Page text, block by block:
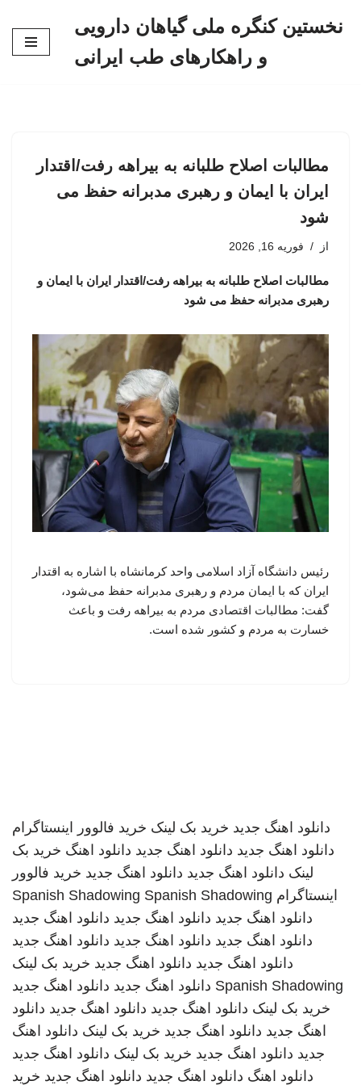
نخستین کنگره ملی گیاهان دارویی
و راهکارهای طب ایرانی
مطالبات اصلاح طلبانه به بیراهه رفت/اقتدار
ایران با ایمان و رهبری مدبرانه حفظ می
شود
از فوریه 16, 2026
مطالبات اصلاح طلبانه به بیراهه رفت/اقتدار ایران با ایمان و
رهبری مدبرانه حفظ می شود
رئیس دانشگاه آزاد اسلامی واحد کرمانشاه با اشاره به اقتدار
ایران که با ایمان مردم و رهبری مدبرانه حفظ می‌شود،
گفت: مطالبات اقتصادی مردم به بیراهه رفت و باعث
خسارت به مردم و کشور شده است.
دانلود اهنگ جدید خرید بک لینک خرید فالوور اینستاگرام
دانلود اهنگ جدید دانلود اهنگ جدید دانلود اهنگ خرید بک
لینک دانلود اهنگ جدید دانلود اهنگ جدید خرید فالوور
اینستاگرام
Spanish Shadowing Spanish Shadowing
دانلود اهنگ جدید دانلود اهنگ جدید دانلود اهنگ جدید
دانلود اهنگ جدید دانلود اهنگ جدید دانلود اهنگ جدید
دانلود اهنگ جدید دانلود اهنگ جدید خرید بک لینک
Spanish Shadowing دانلود اهنگ جدید دانلود اهنگ جدید
خرید بک لینک دانلود اهنگ جدید دانلود اهنگ جدید دانلود
اهنگ جدید دانلود اهنگ جدید خرید بک لینک دانلود اهنگ
جدید دانلود اهنگ جدید خرید بک لینک دانلود اهنگ جدید
دانلود اهنگ دانلود اهنگ جدید دانلود اهنگ جدید خرید